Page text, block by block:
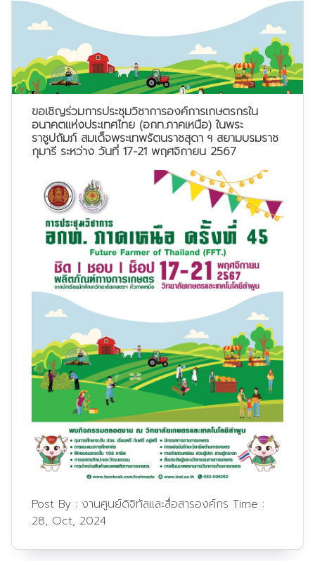
ขอเชิญร่วมการประชุมวิชาการองค์การเกษตรกรใน
อนาคตแห่งประเทศไทย (อกท.ภาคเหนือ) ในพระ
ราชูปถัมภ์ สมเด็จพระเทพรัตนราชสุดา ฯ สยามบรมราช
กุมารี ระหว่าง วันที่ 17-21 พฤศจิกายน 2567
Post By : งานศูนย์ดิจิทัลและสื่อสารองค์กร Time :
28, Oct, 2024